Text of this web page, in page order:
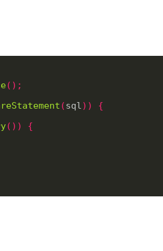
();
(sql))
{
())
{